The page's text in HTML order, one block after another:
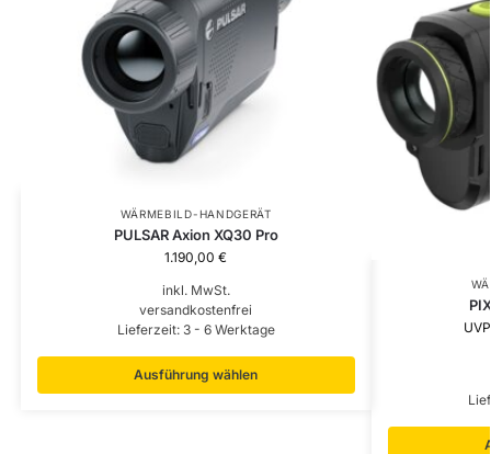
WÄRMEBILD-HANDGERÄT
PULSAR Axion XQ30 Pro
1.190,00€
inkl. MwSt.
versandkostenfrei
Lieferzeit: 3 - 6 Werktage
Ausführung wählen